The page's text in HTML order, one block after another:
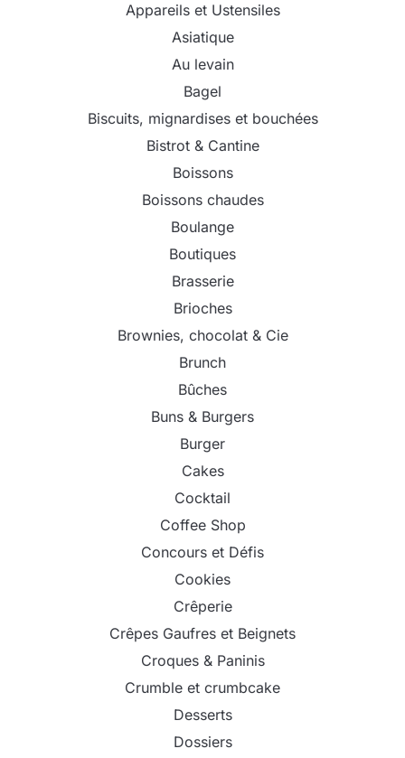
Appareils et Ustensiles
Asiatique
Au levain
Bagel
Biscuits, mignardises et bouchées
Bistrot & Cantine
Boissons
Boissons chaudes
Boulange
Boutiques
Brasserie
Brioches
Brownies, chocolat & Cie
Brunch
Bûches
Buns & Burgers
Burger
Cakes
Cocktail
Coffee Shop
Concours et Défis
Cookies
Crêperie
Crêpes Gaufres et Beignets
Croques & Paninis
Crumble et crumbcake
Desserts
Dossiers